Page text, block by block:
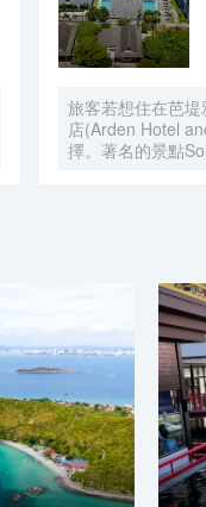
旅客若想住在芭
店(Arden Hotel
擇。著名的景點
環境，可供休憩
受美食，只需呼
厭倦了酒店的餐
Bar（其他）和
許能勾起您的食
薩均深受好評，
錯哦！ 相信桑拿
設施，會讓您擁
可供旅客使用。
供信息，以幫助
外使用免費停車場